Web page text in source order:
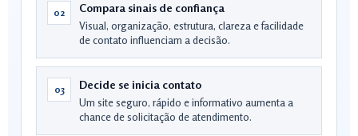
02 Compara sinais de confiança
Visual, organização, estrutura, clareza e facilidade
de contato influenciam a decisão.
03 Decide se inicia contato
Um site seguro, rápido e informativo aumenta a
chance de solicitação de atendimento.